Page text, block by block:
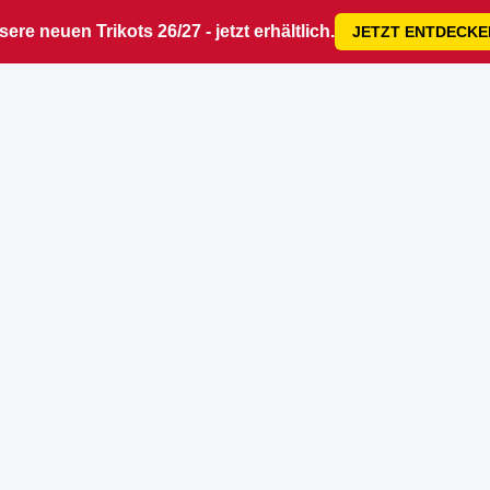
neuen Trikots 26/27 - jetzt erhältlich. JETZT